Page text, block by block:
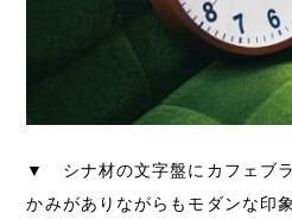
▼ シナ材の文字盤にカフェブ
かみがありながらもモダンな印